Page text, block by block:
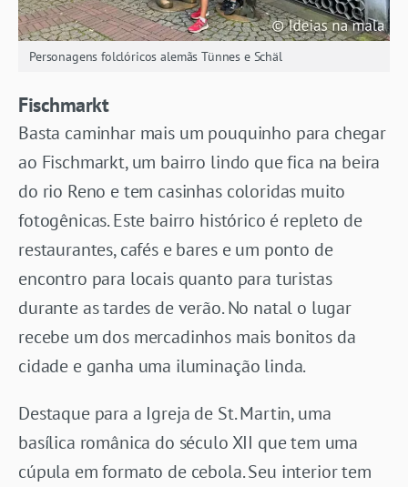
Personagens folclóricos alemãs Tünnes e Schäl
Fischmarkt
Basta caminhar mais um pouquinho para chegar
ao Fischmarkt, um bairro lindo que fica na beira
do rio Reno e tem casinhas coloridas muito
fotogênicas. Este bairro histórico é repleto de
restaurantes, cafés e bares e um ponto de
encontro para locais quanto para turistas
durante as tardes de verão. No natal o lugar
recebe um dos mercadinhos mais bonitos da
cidade e ganha uma iluminação linda.
Destaque para a Igreja de St. Martin, uma
basílica românica do século XII que tem uma
cúpula em formato de cebola. Seu interior tem